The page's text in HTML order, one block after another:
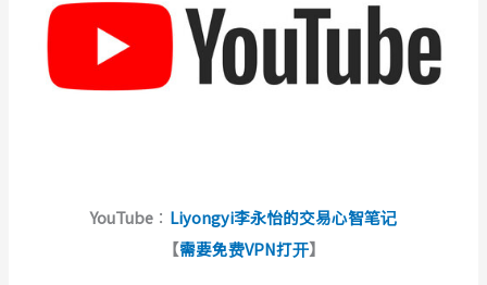
YouTube ： Liyongyi李永怡的交易心智笔记
【需要免费VPN打开】